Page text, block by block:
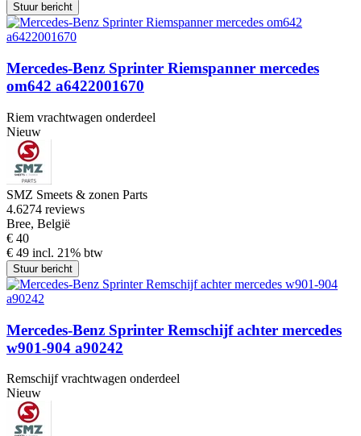
Stuur bericht
Mercedes-Benz Sprinter Riemspanner mercedes
om642 a6422001670
Riem vrachtwagen onderdeel
Nieuw
SMZ Smeets & zonen Parts
4.6274 reviews
Bree, België
€ 40
€ 49 incl. 21% btw
Stuur bericht
Mercedes-Benz Sprinter Remschijf achter mercedes
w901-904 a90242
Remschijf vrachtwagen onderdeel
Nieuw